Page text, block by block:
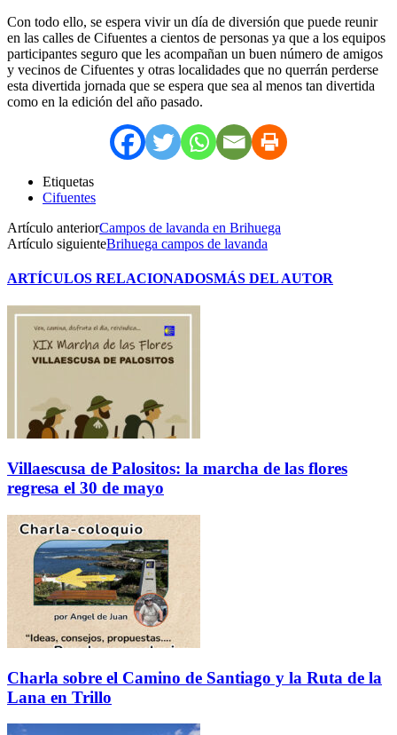
Con todo ello, se espera vivir un día de diversión que puede reunir
en las calles de Cifuentes a cientos de personas ya que a los equipos
participantes seguro que les acompañan un buen número de amigos
y vecinos de Cifuentes y otras localidades que no querrán perderse
esta divertida jornada que se espera que sea al menos tan divertida
como en la edición del año pasado.
Etiquetas
Cifuentes
Artículo anteriorCampos de lavanda en Brihuega
Artículo siguienteBrihuega campos de lavanda
ARTÍCULOS RELACIONADOSMÁS DEL AUTOR
Villaescusa de Palositos: la marcha de las flores
regresa el 30 de mayo
Charla sobre el Camino de Santiago y la Ruta de la
Lana en Trillo